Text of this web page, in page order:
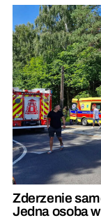
Zderzenie
Jedna osoba